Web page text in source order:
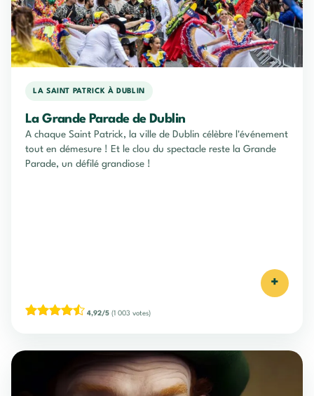
LA SAINT PATRICK À DUBLIN
La Grande Parade de Dublin
A chaque Saint Patrick, la ville de Dublin célèbre l'événement
tout en démesure ! Et le clou du spectacle reste la Grande
Parade, un défilé grandiose !
+
4,92/5 (1 003 votes)